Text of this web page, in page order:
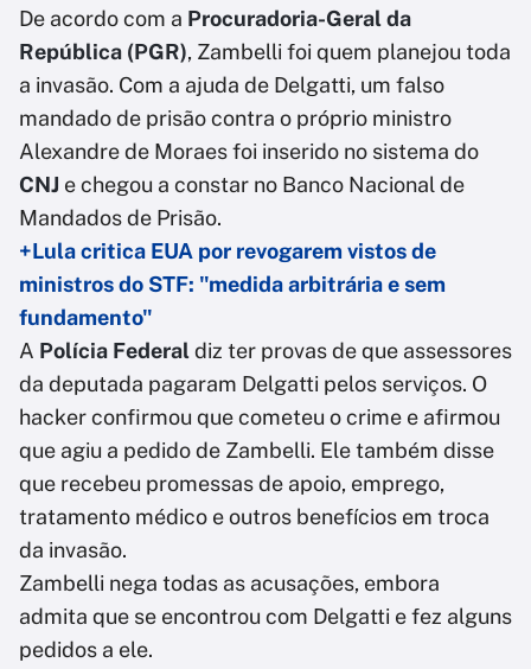
De acordo com a Procuradoria-Geral da
República (PGR), Zambelli foi quem planejou toda
a invasão. Com a ajuda de Delgatti, um falso
mandado de prisão contra o próprio ministro
Alexandre de Moraes foi inserido no sistema do
CNJ e chegou a constar no Banco Nacional de
Mandados de Prisão.
+Lula critica EUA por revogarem vistos de
ministros do STF: "medida arbitrária e sem
fundamento"
A Polícia Federaldiz ter provas de que assessores
da deputada pagaram Delgatti pelos serviços. O
hacker confirmou que cometeu o crime e afirmou
que agiu a pedido de Zambelli. Ele também disse
que recebeu promessas de apoio, emprego,
tratamento médico e outros benefícios em troca
da invasão.
Zambelli nega todas as acusações, embora
admita que se encontrou com Delgatti e fez alguns
pedidos a ele.